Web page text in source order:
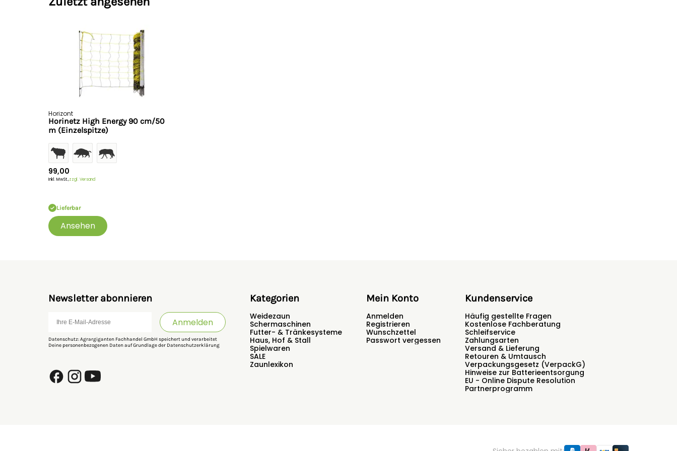
Horizont
Horinetz High Energy 90 cm/50
m (Einzelspitze)
99,00
Inkl. MwSt.,zzgl. Versand
Lieferbar
Ansehen
Newsletter abonnieren
Anmelden
Datenschutz: Agrargiganten Fachhandel GmbH speichert und verarbeitet
Deine personenbezogenen Daten auf Grundlage der Datenschutzerklärung
Kategorien
Weidezaun
Schermaschinen
Futter- & Tränkesysteme
Haus, Hof & Stall
Spielwaren
SALE
Zaunlexikon
Mein Konto
Anmelden
Registrieren
Wunschzettel
Passwort vergessen
Kundenservice
Häufig gestellte Fragen
Kostenlose Fachberatung
Schleifservice
Zahlungsarten
Versand & Lieferung
Retouren & Umtausch
Verpackungsgesetz (VerpackG)
Hinweise zur Batterieentsorgung
EU - Online Dispute Resolution
Partnerprogramm